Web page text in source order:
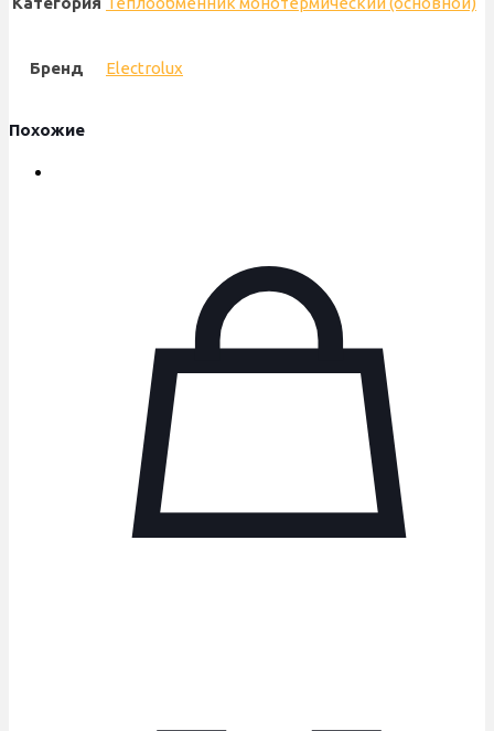
мм,
Бренд Electrolux
Похожие